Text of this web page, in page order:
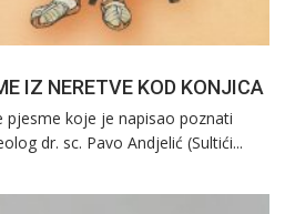
IZ NERETVE KOD KONJICA
pjesme koje je napisao poznati
dr. sc. Pavo Andjelić (Sultići...